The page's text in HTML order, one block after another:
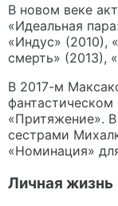
В новом веке
«Идеальная
«Индус» (2010),
смерть» (2013),
В 2017-м
«Притяжение».
сестрами
«Номинация»
Личная жизнь